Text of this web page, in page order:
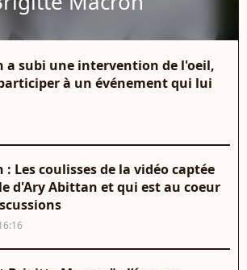
a subi une intervention de l'oeil,
à un événement qui lui
Les coulisses de la vidéo captée
d'Ary Abittan et qui est au coeur